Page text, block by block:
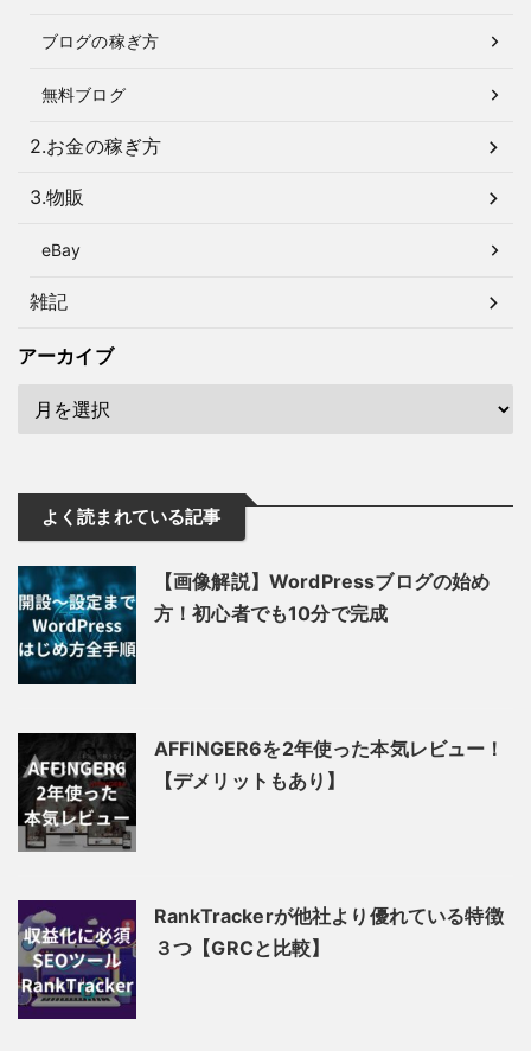
ブログの稼ぎ方
無料ブログ
2.お金の稼ぎ方
3.物販
eBay
雑記
アーカイブ
よく読まれている記事
【画像解説】WordPressブログの始め
方！初心者でも10分で完成
AFFINGER6を2年使った本気レビュー！
【デメリットもあり】
RankTrackerが他社より優れている特徴
３つ【GRCと比較】